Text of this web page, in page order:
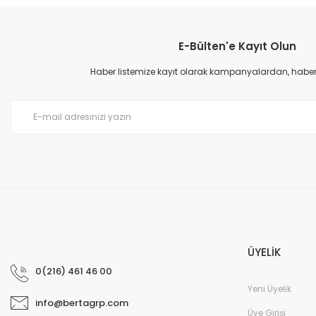
Ürün resmi kalitesiz, bozuk veya görüntülenemiyor.
Ürün açıklamasında eksik bilgiler bulunuyor.
E-Bülten'e Kayıt Olun
Haber listemize kayıt olarak kampanyalardan,
0(216) 461 46 00
info@bertagrp.com
ÜYELİK
Yeni Üyelik
Üye Girişi